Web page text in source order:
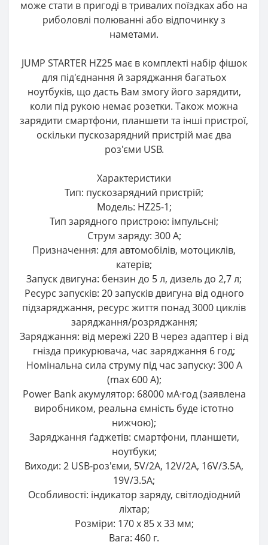
може стати в пригоді в тривалих поїздках або на
риболовлі полюванні або відпочинку з
наметами.
JUMP STARTER HZ25 має в комплекті набір фішок
для під'єднання й заряджання багатьох
ноутбуків, що дасть Вам змогу його зарядити,
коли під рукою немає розетки. Також можна
зарядити смартфони, планшети та інші пристрої,
оскільки пускозарядний пристрій має два
роз'єми USB.
Характеристики
Тип: пускозарядний пристрій;
Модель: HZ25-1;
Тип зарядного пристрою: імпульсні;
Струм заряду: 300 А;
Призначення: для автомобілів, мотоциклів,
катерів;
Запуск двигуна: бензин до 5 л, дизель до 2,7 л;
Ресурс запусків: 20 запусків двигуна від одного
підзаряджання, ресурс життя понад 3000 циклів
заряджання/розряджання;
Заряджання: від мережі 220 В через адаптер і від
гнізда прикурювача, час заряджання 6 год;
Номінальна сила струму під час запуску: 300 А
(max 600 А);
Power Bank акумулятор: 68000 мА·год (заявлена
виробником, реальна ємність буде істотно
нижчою);
Заряджання ґаджетів: смартфони, планшети,
ноутбуки;
Виходи: 2 USB-роз'єми, 5V/2А, 12V/2А, 16V/3.5А,
19V/3.5А;
Особливості: індикатор заряду, світлодіодний
ліхтар;
Розміри: 170 х 85 х 33 мм;
Вага: 460 г.